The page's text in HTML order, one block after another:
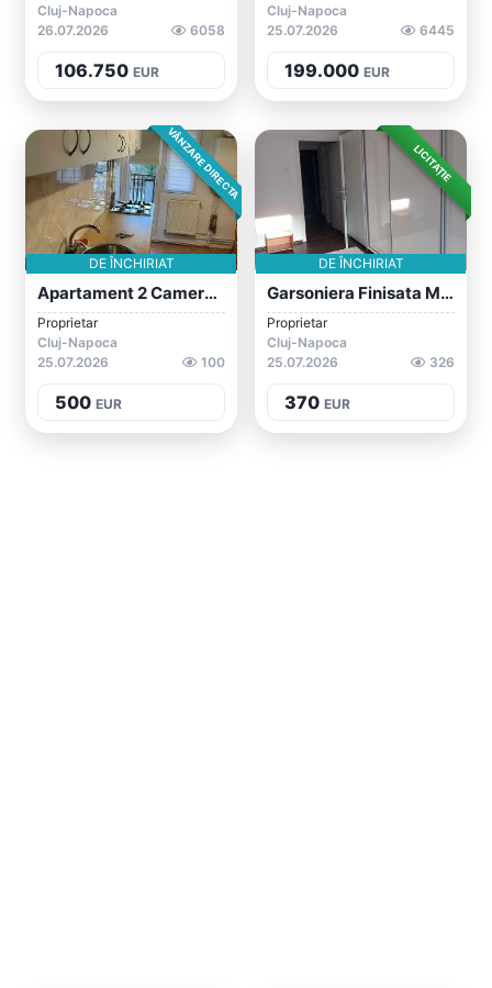
Cluj-Napoca
26.07.2026
6058
106.750 EUR
Cluj-Napoca
25.07.2026
6445
199.000 EUR
VÂNZARE DIRECTA
DE ÎNCHIRIAT
Apartament 2 Camere, Marasti, Zola Lidl
Proprietar
Cluj-Napoca
25.07.2026
100
500 EUR
LICITAȚIE
DE ÎNCHIRIAT
Garsoniera Finisata Modern, Gheorgheni
Proprietar
Cluj-Napoca
25.07.2026
326
370 EUR